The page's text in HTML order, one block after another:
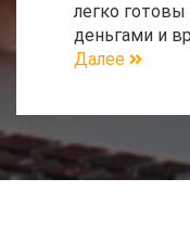
легко
деньгами и
Далее